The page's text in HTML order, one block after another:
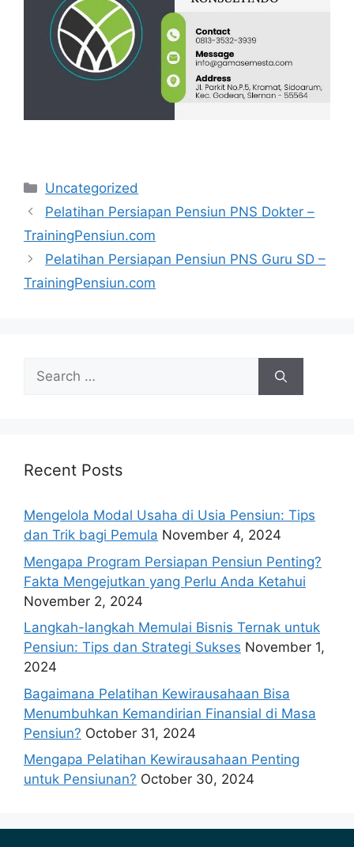
Categories
Uncategorized
Pelatihan Persiapan Pensiun PNS Dokter –
TrainingPensiun.com
Pelatihan Persiapan Pensiun PNS Guru SD –
TrainingPensiun.com
Search
for:
Recent Posts
Mengelola Modal Usaha di Usia Pensiun: Tips
dan Trik bagi Pemula November 4, 2024
Mengapa Program Persiapan Pensiun Penting?
Fakta Mengejutkan yang Perlu Anda Ketahui
November 2, 2024
Langkah-langkah Memulai Bisnis Ternak untuk
Pensiun: Tips dan Strategi Sukses November 1,
2024
Bagaimana Pelatihan Kewirausahaan Bisa
Menumbuhkan Kemandirian Finansial di Masa
Pensiun? October 31, 2024
Mengapa Pelatihan Kewirausahaan Penting
untuk Pensiunan? October 30, 2024